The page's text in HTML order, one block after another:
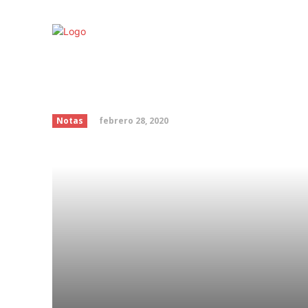
MAC Cosmetics lanza
Notas febrero 28, 2020